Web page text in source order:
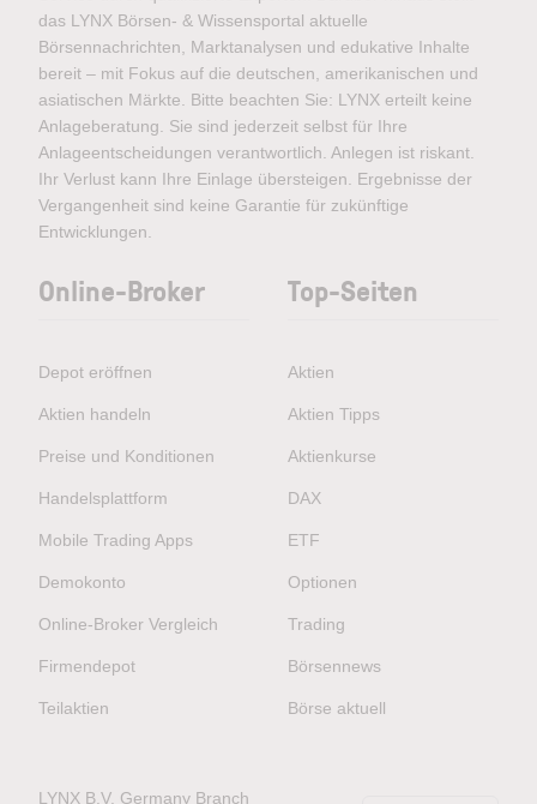
das LYNX Börsen- & Wissensportal aktuelle
Börsennachrichten, Marktanalysen und edukative Inhalte
bereit – mit Fokus auf die deutschen, amerikanischen und
asiatischen Märkte. Bitte beachten Sie: LYNX erteilt keine
Anlageberatung. Sie sind jederzeit selbst für Ihre
Anlageentscheidungen verantwortlich. Anlegen ist riskant.
Ihr Verlust kann Ihre Einlage übersteigen. Ergebnisse der
Vergangenheit sind keine Garantie für zukünftige
Entwicklungen.
Online-Broker
Depot eröffnen
Aktien handeln
Preise und Konditionen
Handelsplattform
Mobile Trading Apps
Demokonto
Online-Broker Vergleich
Firmendepot
Teilaktien
Top-Seiten
Aktien
Aktien Tipps
Aktienkurse
DAX
ETF
Optionen
Trading
Börsennews
Börse aktuell
LYNX B.V. Germany Branch